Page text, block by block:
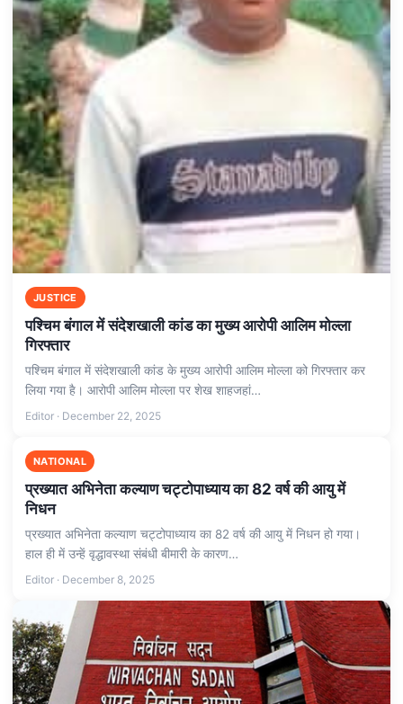
JUSTICE
पश्चिम बंगाल में संदेशखाली कांड का मुख्य आरोपी आलिम मोल्ला
गिरफ्तार
पश्चिम बंगाल में संदेशखाली कांड के मुख्य आरोपी आलिम मोल्ला को गिरफ्तार कर
लिया गया है। आरोपी आलिम मोल्ला पर शेख शाहजहां…
Editor · December 22, 2025
NATIONAL
प्रख्‍यात अभिनेता कल्याण चट्टोपाध्याय का 82 वर्ष की आयु में
निधन
प्रख्‍यात अभिनेता कल्याण चट्टोपाध्याय का 82 वर्ष की आयु में निधन हो गया।
हाल ही में उन्हें वृद्धावस्था संबंधी बीमारी के कारण…
Editor · December 8, 2025